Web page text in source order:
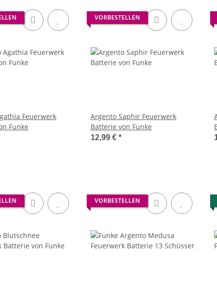
Feuerwerk
Funke
VORBESTELLEN
Argento Saphir Feuerwerk
Batterie von Funke
12,99 € *
VORBESTELLEN